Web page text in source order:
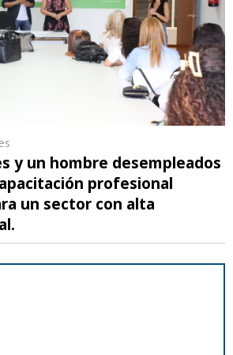
y un hombre desempleados
profesional
un sector con alta